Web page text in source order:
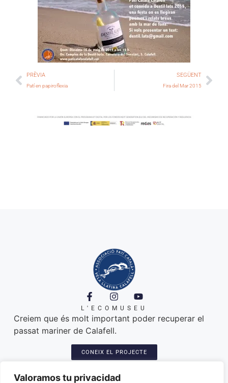
Valoramos tu privacidad
PRÈVIA
Patí en papiroflexia
SEGÜENT
Fira del Mar 2015
L'ECOMUSEU
Creiem que és molt important poder recuperar el
passat mariner de Calafell.
CONEIX EL PROJECTE
Platja de Calafell. 43820